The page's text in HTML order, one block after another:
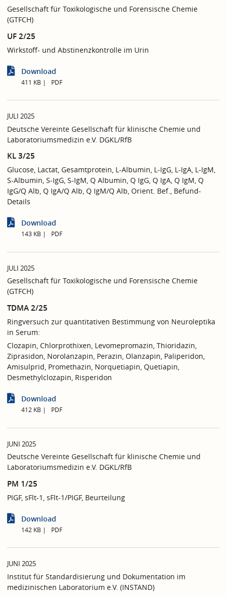
Gesellschaft für Toxikologische und Forensische Chemie
(GTFCH)
UF 2/25
Wirkstoff- und Abstinenzkontrolle im Urin
Download
411 KB PDF
JULI 2025
Deutsche Vereinte Gesellschaft für klinische Chemie und
Laboratoriumsmedizin e.V. DGKL/RfB
KL 3/25
Glucose, Lactat, Gesamtprotein, L-Albumin, L-IgG, L-IgA, L-IgM,
S-Albumin, S-IgG, S-IgM, Q Albumin, Q IgG, Q IgA, Q IgM, Q
IgG/Q Alb, Q IgA/Q Alb, Q IgM/Q Alb, Orient. Bef., Befund-
Details
Download
143 KB PDF
JULI 2025
Gesellschaft für Toxikologische und Forensische Chemie
(GTFCH)
TDMA 2/25
Ringversuch zur quantitativen Bestimmung von Neuroleptika
in Serum:
Clozapin, Chlorprothixen, Levomepromazin, Thioridazin,
Ziprasidon, Norolanzapin, Perazin, Olanzapin, Paliperidon,
Amisulprid, Promethazin, Norquetiapin, Quetiapin,
Desmethylclozapin, Risperidon
Download
412 KB PDF
JUNI 2025
Deutsche Vereinte Gesellschaft für klinische Chemie und
Laboratoriumsmedizin e.V. DGKL/RfB
PM 1/25
PIGF, sFlt-1, sFlt-1/PIGF, Beurteilung
Download
142 KB PDF
JUNI 2025
Institut für Standardisierung und Dokumentation im
medizinischen Laboratorium e.V. (INSTAND)